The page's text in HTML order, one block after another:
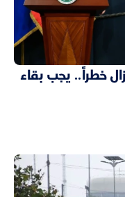
خطراً.. يجب بقاء